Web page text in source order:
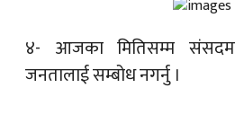
४- आजका मितिसम्म
जनतालाई सम्बोध नगर्नु ।